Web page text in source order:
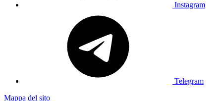
Instagram
Telegram
Mappa del sito